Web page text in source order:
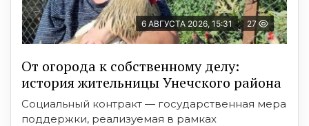
6 АВГУСТА 2026, 15:31 27
От огорода к собственному делу:
история жительницы Унечского района
Социальный контракт — государственная мера
поддержки, реализуемая в рамках